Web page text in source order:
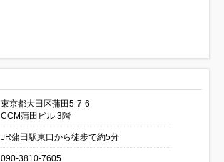
東京都大田区蒲田5-7-6
CCM蒲田ビル 3階
JR蒲田駅東口から徒歩で約5分
090-3810-7605